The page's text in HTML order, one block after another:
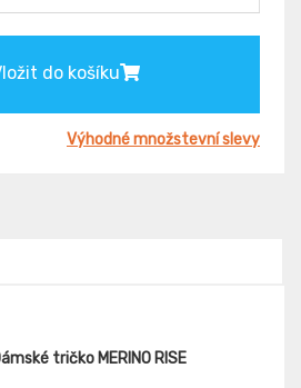
do košíku
Výhodné množstevní slevy
tričko MERINO RISE